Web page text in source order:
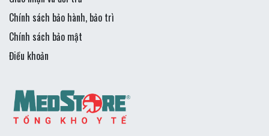
Chính sách bảo hành, bảo trì
Chính sách bảo mật
Điều khoản